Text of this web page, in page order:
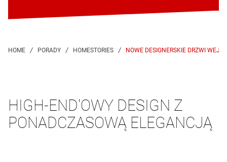
NOWE DESIGNERSKIE DRZWI
HIGH-END'OWY DESIGN Z
PONADCZASOWĄ ELEGANCJĄ